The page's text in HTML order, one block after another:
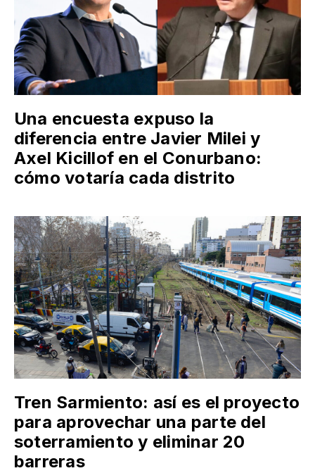
Una encuesta expuso la
diferencia entre Javier Milei y
Axel Kicillof en el Conurbano:
cómo votaría cada distrito
Tren Sarmiento: así es el proyecto
para aprovechar una parte del
soterramiento y eliminar 20
barreras